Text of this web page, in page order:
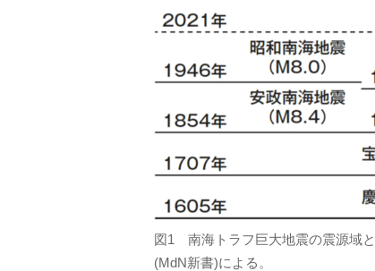
図1 南海トラフ巨大地震の震源域
(MdN新書)による。